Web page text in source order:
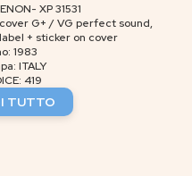
XP 31531
G+ / VG perfect sound,
+ sticker on cover
1983
ITALY
419
TUTTO